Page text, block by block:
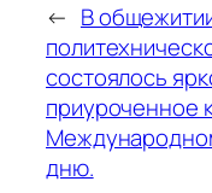
← В
состоялось
приуроченное
дню.